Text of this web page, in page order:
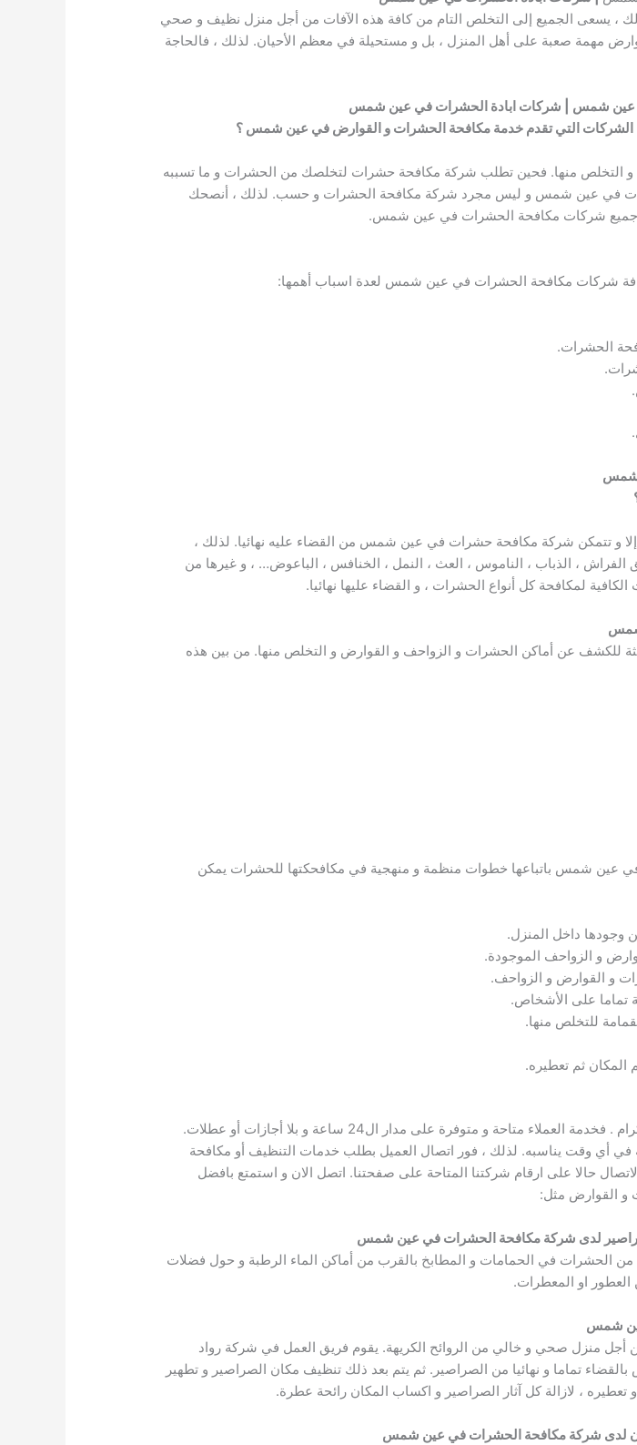
، يسعى الجميع إلى التخلص التام من كافة هذه الآفات من أجل منزل نظيف و صحي
مهمة صعبة على أهل المنزل ، بل و مستحيلة في معظم الأحيان. لذلك ، فالحاجة
شمس | شركات ابادة الحشرات في عين شمس
التي تقدم خدمة مكافحة الحشرات و القوارض في عين شمس ؟
التخلص منها. فحين تطلب شركة مكافحة حشرات لتخلصك من الحشرات و ما تسببه
في عين شمس و ليس مجرد شركة مكافحة الحشرات و حسب. لذلك ، أنصحك
جميع شركات مكافحة الحشرات في عين شمس.
كافة شركات مكافحة الحشرات في عين شمس لعدة اسباب أهمها:
الحشرات.
شمس
و تتمكن شركة مكافحة حشرات في عين شمس من القضاء عليه نهائيا. لذلك ،
الفراش ، الذباب ، الناموس ، العث ، النمل ، الخنافس ، الباعوض… ، و غيرها من
لمكافحة كل أنواع الحشرات ، و القضاء عليها نهائيا.
شمس
عن أماكن الحشرات و الزواحف و القوارض و التخلص منها. من بين هذه
عين شمس باتباعها خطوات منظمة و منهجية في مكافحكتها للحشرات يمكن
وجودها داخل المنزل.
و الزواحف الموجودة.
و القوارض و الزواحف.
تماما على الأشخاص.
للتخلص منها.
المكان ثم تعطيره.
تضع شركة مكافحة حشرات في عين شمس كل إمكاناتها رهن طلب العملاء الكرام . فخدمة العملاء متاحة و متوفرة على مدار ال24 ساعة و بلا أجازات أو عطلات.
في أي وقت يناسبه. لذلك ، فور اتصال العميل بطلب خدمات التنظيف أو مكافحة
حالا على ارقام شركتنا المتاحة على صفحتنا. اتصل الان و استمتع بافضل
القوارض مثل:
لدى شركة مكافحة الحشرات في عين شمس
من الحشرات في الحمامات و المطابخ بالقرب من أماكن الماء الرطبة و حول فضلات
او المعطرات.
شمس
منزل صحي و خالي من الروائح الكريهة. يقوم فريق العمل في شركة رواد
تماما و نهائيا من الصراصير. ثم يتم بعد ذلك تنظيف مكان الصراصير و تطهير
، لازالة كل آثار الصراصير و اكساب المكان رائحة عطرة.
لدى شركة مكافحة الحشرات في عين شمس